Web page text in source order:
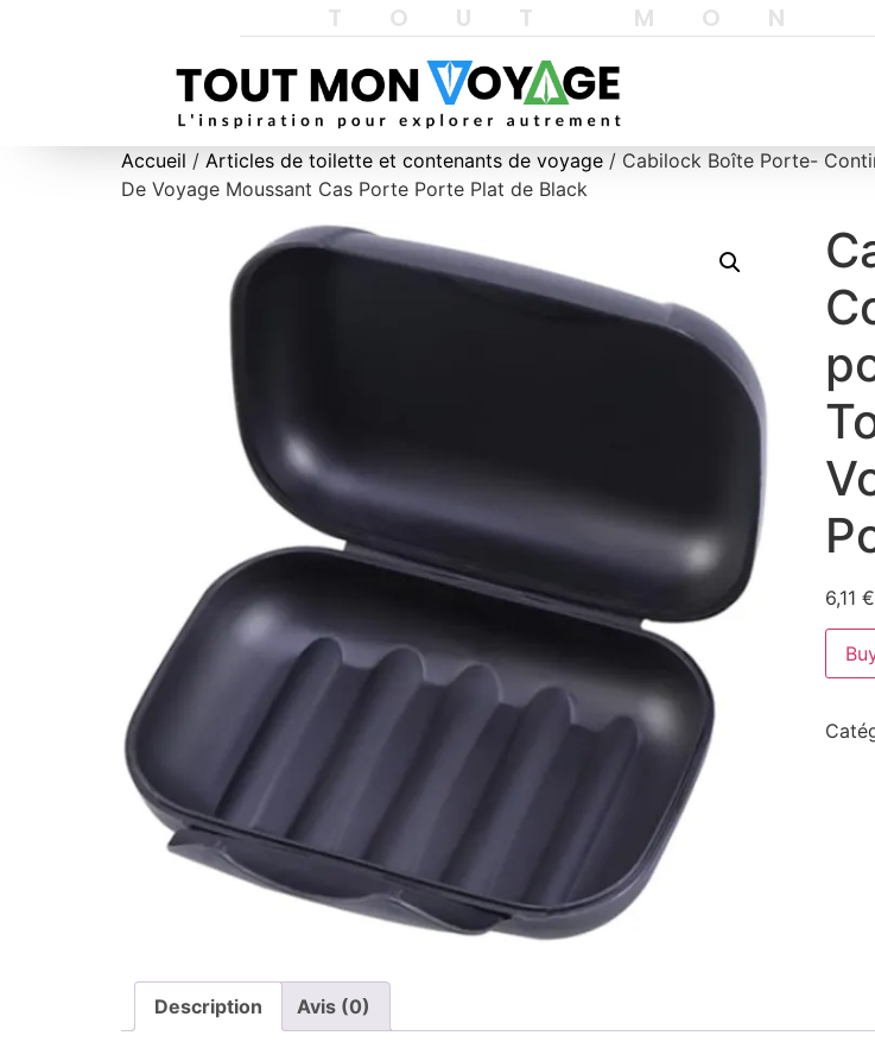
TOUT MON
Accueil / Articles de toilette et contenants de voyage / Cabilock Boîte Porte-
De Voyage Moussant Cas Porte Porte Plat de Black
6,11 €
Description Avis (0)